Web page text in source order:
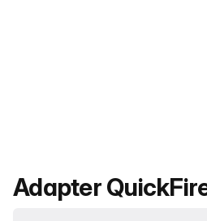
Productnaam
Adapter